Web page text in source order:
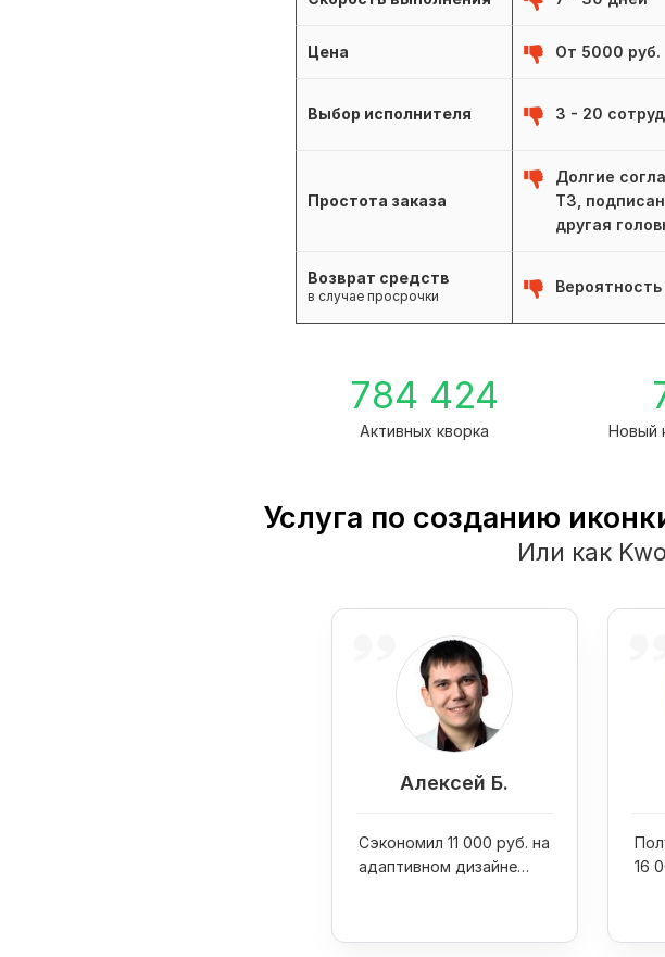
Цена От 5000 руб.
Выбор исполнителя 3 - 20
Простота заказа
Долгие
ТЗ,
другая
Возврат средств
в случае просрочки
784 424
Активных кворка Новый
Услуга по созданию
Или как
Алексей Б.
Сэкономил 11 000 руб. на
адаптивном дизайне
16